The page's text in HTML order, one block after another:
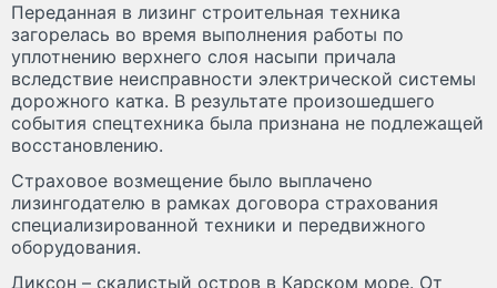
Переданная в лизинг строительная техника
загорелась во время выполнения работы по
уплотнению верхнего слоя насыпи причала
вследствие неисправности электрической системы
дорожного катка. В результате произошедшего
события спецтехника была признана не подлежащей
восстановлению.
Страховое возмещение было выплачено
лизингодателю в рамках договора страхования
специализированной техники и передвижного
оборудования.
Диксон – скалистый остров в Карском море. От